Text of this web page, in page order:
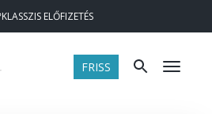
KLASSZIS ELŐFIZETÉS
FRISS Menü